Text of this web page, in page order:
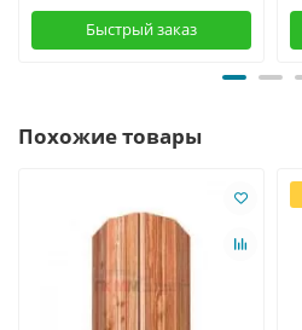
Быстрый заказ
Похожие товары